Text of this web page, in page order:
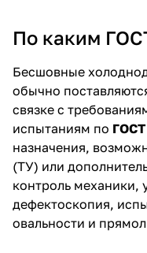
По каким
Бесшовные
обычно
связке с
испытаниям по
назначения,
(ТУ) или
контроль механики,
дефектоскопия,
овальности и